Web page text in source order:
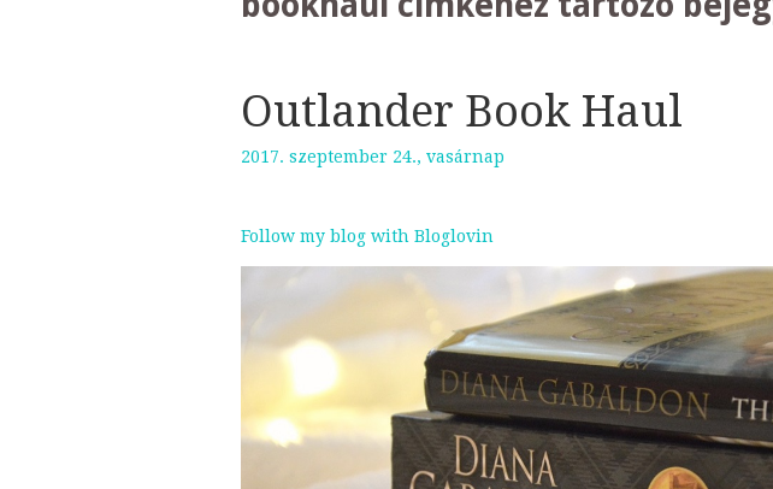
Outlander Book Haul
2017. szeptember 24., vasárnap
Follow my blog with Bloglovin